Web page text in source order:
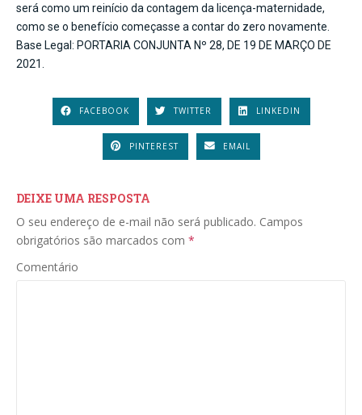
será como um reinício da contagem da licença-maternidade,
como se o benefício começasse a contar do zero novamente.
Base Legal: PORTARIA CONJUNTA Nº 28, DE 19 DE MARÇO DE
2021.
FACEBOOK TWITTER LINKEDIN
PINTEREST EMAIL
DEIXE UMA RESPOSTA
O seu endereço de e-mail não será publicado. Campos
obrigatórios são marcados com *
Comentário